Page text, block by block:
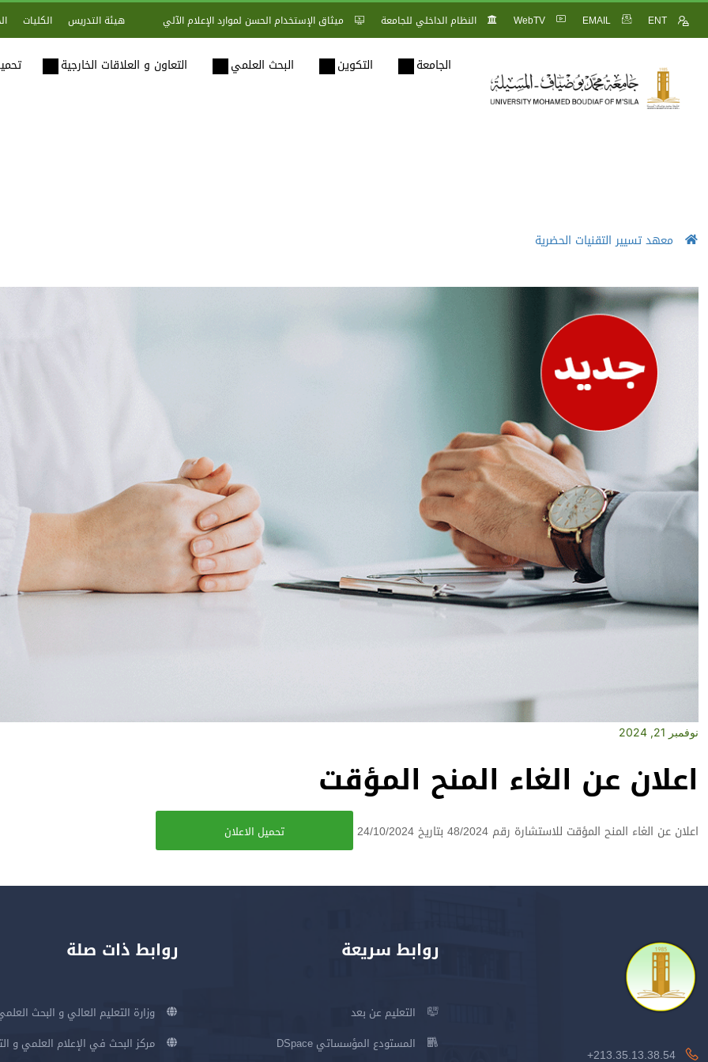
ENT
EMAIL
WebTV النظام الداخلي للجامعة ميثاق الإستخدام الحسن لموارد الإعلام الآلي هيئة التدريس الكليات
الجامعة التكوين البحث العلمي التعاون و العلاقات الخارجية
معهد تسيير التقنيات الحضرية
نوفمبر 21, 2024
اعلان عن الغاء المنح المؤقت
اعلان عن الغاء المنح المؤقت للاستشارة رقم 48/2024 بتاريخ 24/10/2024 تحميل الاعلان
213.35.13.38.54+
روابط سريعة
التعليم عن بعد
المستودع المؤسساتي DSpace
روابط ذات صلة
وزارة التعليم العالي و البحث
مركز البحث في الإعلام العلمي و